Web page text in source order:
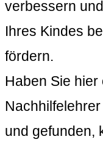
verbessern
Ihres Kindes
fördern.
Haben Sie hier
und gefunden,